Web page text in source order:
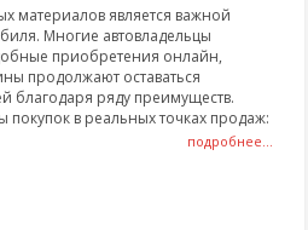
материалов является важной
Многие автовладельцы
приобретения онлайн,
продолжают оставаться
благодаря ряду преимуществ.
в реальных точках продаж:
подробнее...